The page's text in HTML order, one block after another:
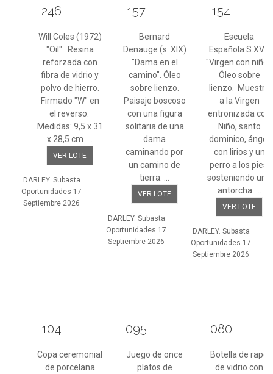
246
Will Coles (1972)
"Oil". Resina
reforzada con
fibra de vidrio y
polvo de hierro.
Firmado "W" en
el reverso.
Medidas: 9,5 x 31
x 28,5 cm ...
VER LOTE
DARLEY. Subasta
Oportunidades 17
Septiembre 2026
157
Bernard
Denauge (s. XIX)
"Dama en el
camino". Óleo
sobre lienzo.
Paisaje boscoso
con una figura
solitaria de una
dama
caminando por
un camino de
tierra. ...
VER LOTE
DARLEY. Subasta
Oportunidades 17
Septiembre 2026
154
Escuela
Española S.XVIII
"Virgen con niño".
Óleo sobre
lienzo. Muestra
a la Virgen
entronizada con
Niño, santo
dominico, ángel
con lirios y un
perro a los pies,
sosteniendo una
antorcha. ...
VER LOTE
DARLEY. Subasta
Oportunidades 17
Septiembre 2026
104
Copa ceremonial
de porcelana
095
Juego de once
platos de
080
Botella de rapé
de vidrio con